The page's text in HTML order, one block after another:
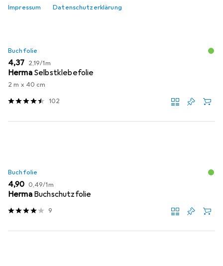
Impressum Datenschutzerklärung
Produktliste
Buchfolie
EUR
4,37 EUR
2,19/1m
Herma Selbstklebefolie
2 m x 40 cm
102
Buchfolie
EUR
4,90 EUR
0,49/1m
Herma Buchschutzfolie
9